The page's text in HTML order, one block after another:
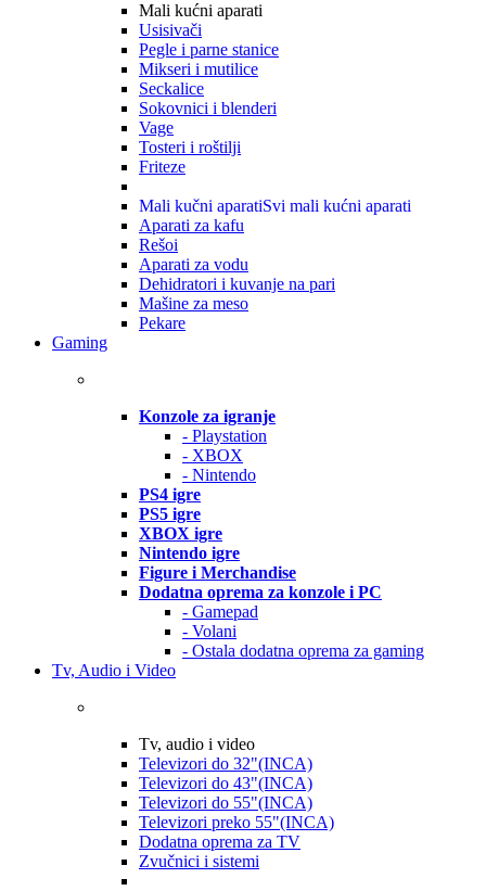
Mali kućni aparati
Usisivači
Pegle i parne stanice
Mikseri i mutilice
Seckalice
Sokovnici i blenderi
Vage
Tosteri i roštilji
Friteze
Mali kučni aparatiSvi mali kućni aparati
Aparati za kafu
Rešoi
Aparati za vodu
Dehidratori i kuvanje na pari
Mašine za meso
Pekare
Gaming
Konzole za igranje
- Playstation
- XBOX
- Nintendo
PS4 igre
PS5 igre
XBOX igre
Nintendo igre
Figure i Merchandise
Dodatna oprema za konzole i PC
- Gamepad
- Volani
- Ostala dodatna oprema za gaming
Tv, Audio i Video
Tv, audio i video
Televizori do 32"(INCA)
Televizori do 43"(INCA)
Televizori do 55"(INCA)
Televizori preko 55"(INCA)
Dodatna oprema za TV
Zvučnici i sistemi